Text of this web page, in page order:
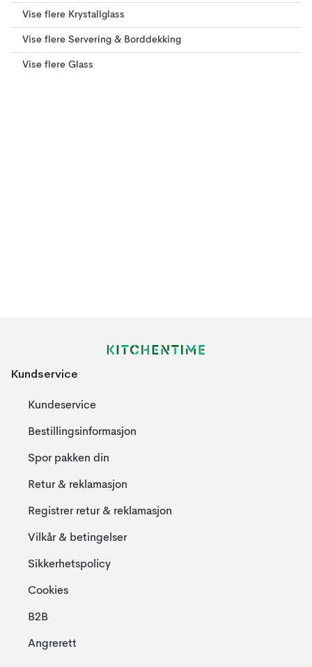
Vise flere Krystallglass
Vise flere Servering & Borddekking
Vise flere Glass
Kundservice
Kundeservice
Bestillingsinformasjon
Spor pakken din
Retur & reklamasjon
Registrer retur & reklamasjon
Vilkår & betingelser
Sikkerhetspolicy
Cookies
B2B
Angrerett